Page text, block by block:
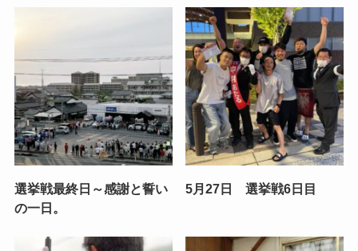
選挙戦最終日～感謝と誓い
の一日。
5月27日 選挙戦6日目